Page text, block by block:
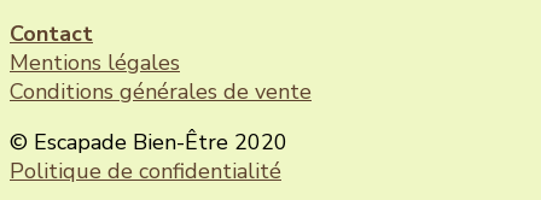
Contact
Mentions légales
Conditions générales de vente
© Escapade Bien-Être 2020
Politique de confidentialité